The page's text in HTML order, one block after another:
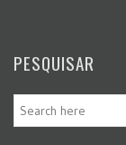
PESQUISAR